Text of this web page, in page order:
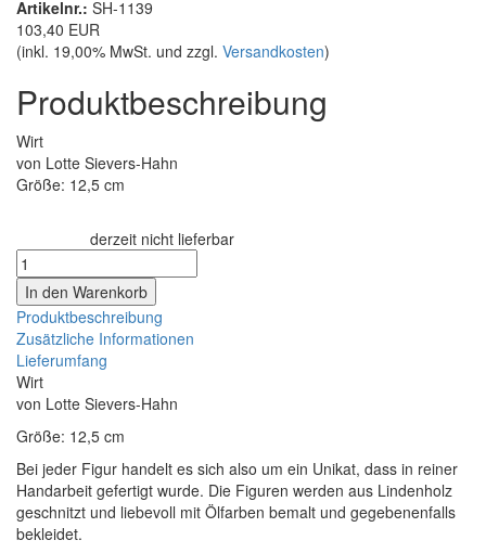
Artikelnr.: SH-1139
103,40 EUR
(inkl. 19,00% MwSt. und zzgl. Versandkosten)
Produktbeschreibung
Wirt
von Lotte Sievers-Hahn
Größe: 12,5 cm
derzeit nicht lieferbar
Produktbeschreibung
Zusätzliche Informationen
Lieferumfang
Wirt
von Lotte Sievers-Hahn
Größe: 12,5 cm
Bei jeder Figur handelt es sich also um ein Unikat, dass in reiner
Handarbeit gefertigt wurde. Die Figuren werden aus Lindenholz
geschnitzt und liebevoll mit Ölfarben bemalt und gegebenenfalls
bekleidet.